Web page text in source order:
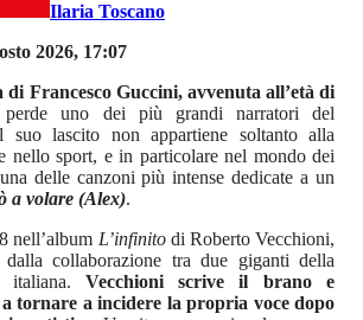
Ilaria Toscano
2026, 17:07
di Francesco Guccini, avvenuta all’età di
uno dei più grandi narratori del
lascito non appartiene soltanto alla
nello sport, e in particolare nel mondo dei
delle canzoni più intense dedicate a un
a volare (Alex).
nell’album L’infinitodi Roberto Vecchioni,
dalla collaborazione tra due giganti della
italiana. Vecchioni scrive il brano e
tornare a incidere la propria voce dopo